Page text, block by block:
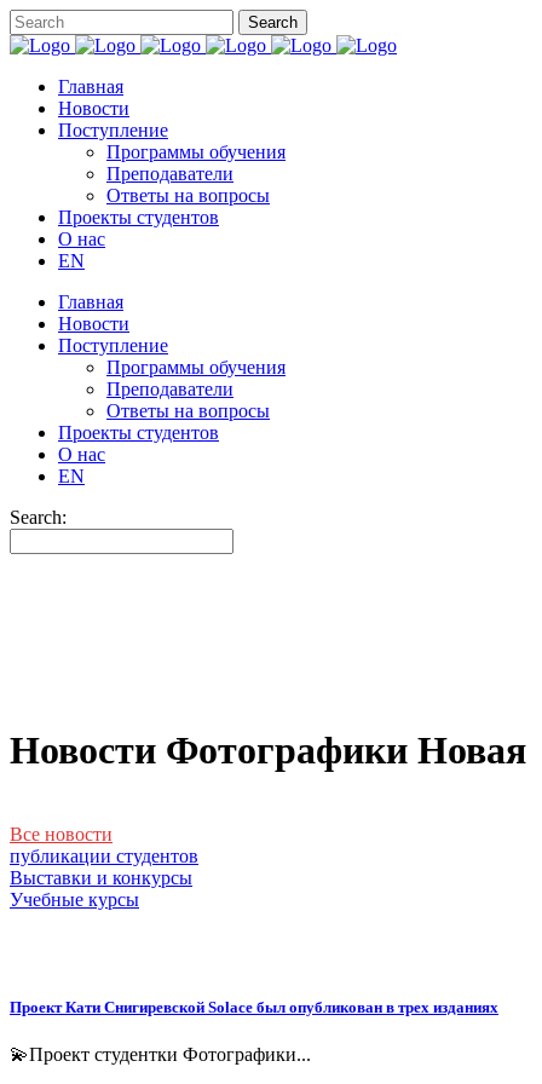
Главная
Новости
Поступление
Программы обучения
Преподаватели
Ответы на вопросы
Проекты студентов
О нас
EN
Главная
Новости
Поступление
Программы обучения
Преподаватели
Ответы на вопросы
Проекты студентов
О нас
EN
Search:
Новости Фотографики Новая
Все новости
публикации студентов
Выставки и конкурсы
Учебные курсы
Проект Кати Снигиревской Solace был опубликован в трех изданиях
💫Проект студентки Фотографики...